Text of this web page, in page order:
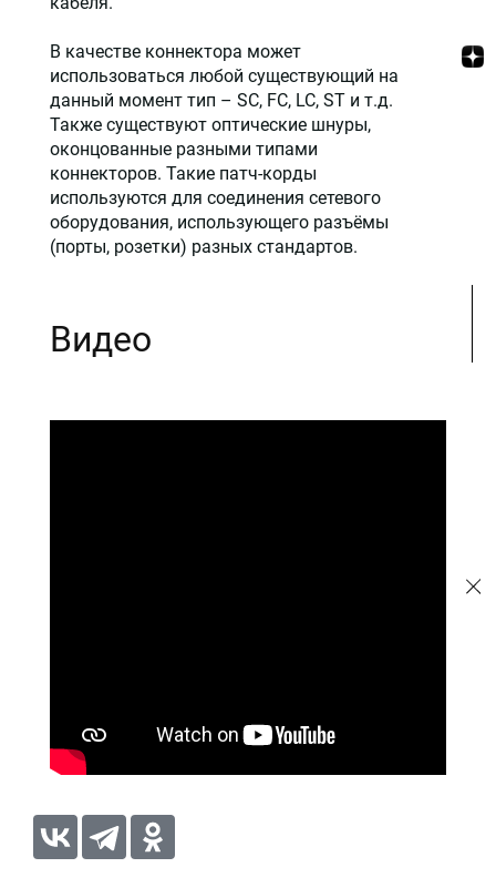
В качестве коннектора может
использоваться любой существующий на
данный момент тип – SC, FC, LC, ST и т.д.
Также существуют оптические шнуры,
оконцованные разными типами
коннекторов. Такие патч-корды
используются для соединения сетевого
оборудования, использующего разъёмы
(порты, розетки) разных стандартов.
Видео